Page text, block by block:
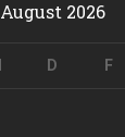
August 2026
D F